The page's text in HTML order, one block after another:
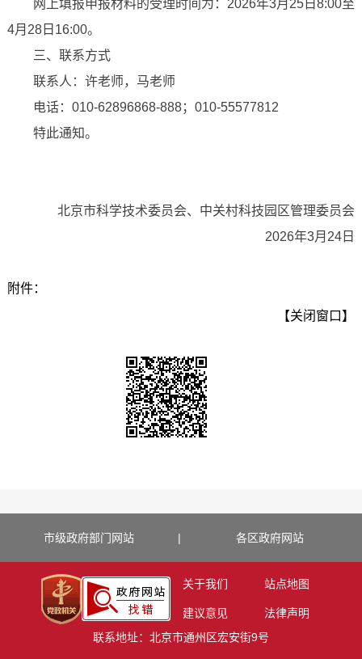
网上填报申报材料的受理时间为：2026年3月25日8:00至
4月28日16:00。
三、联系方式
联系人：许老师，马老师
电话：010-62896868-888；010-55577812
特此通知。
北京市科学技术委员会、中关村科技园区管理委员会
2026年3月24日
附件：
【关闭窗口】
市级政府部门网站 | 各区政府网站
关于我们 站点地图
建议意见
法律声明
联系地址：北京市通州区宏安街9号